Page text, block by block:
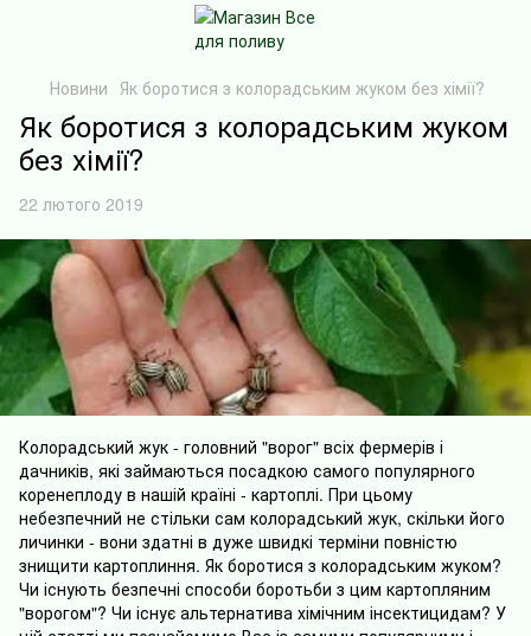
Новини Як боротися з колорадським жуком без хімії?
Як боротися з колорадським жуком
без хімії?
22 лютого 2019
Колорадський жук - головний "ворог" всіх фермерів і
дачників, які займаються посадкою самого популярного
коренеплоду в нашій країні - картоплі. При цьому
небезпечний не стільки сам колорадський жук, скільки його
личинки - вони здатні в дуже швидкі терміни повністю
знищити картоплиння. Як боротися з колорадським жуком?
Чи існують безпечні способи боротьби з цим картопляним
"ворогом"? Чи існує альтернатива хімічним інсектицидам? У